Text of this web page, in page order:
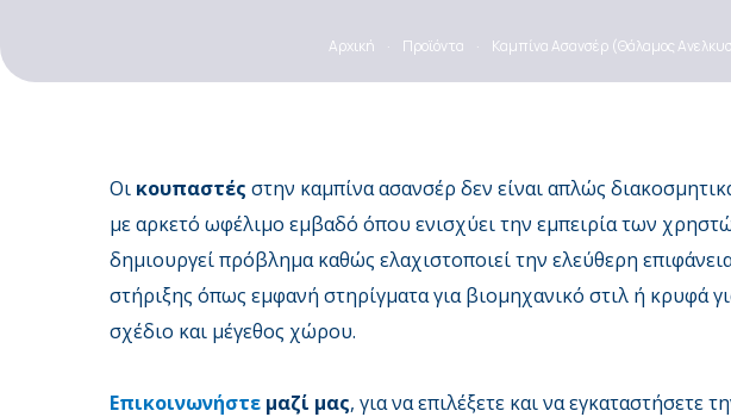
Αρχική · Προϊόντα · Καμπίνα Ασανσέρ (Θάλαμος
Οι κουπαστές στην καμπίνα ασανσέρ δεν είναι απλώς
με αρκετό ωφέλιμο εμβαδό όπου ενισχύει την εμπειρία των
δημιουργεί πρόβλημα καθώς ελαχιστοποιεί την ελεύθερη
στήριξης όπως εμφανή στηρίγματα για βιομηχανικό στιλ ή κρυφά
σχέδιο και μέγεθος χώρου.
Επικοινωνήστε μαζί μας, για να επιλέξετε και να εγκαταστήσετε